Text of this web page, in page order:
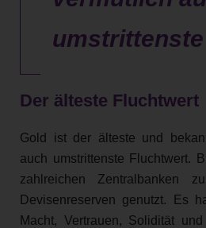
Der älteste Fluchtwert
Gold ist der älteste und
auch umstrittenste Fluchtwert.
zahlreichen Zentralbanken
Devisenreserven genutzt. Es
Macht, Vertrauen, Solidität